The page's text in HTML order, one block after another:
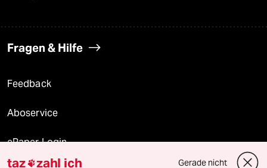
Fragen & Hilfe
Feedback
Aboservice
ePaper Login
taz zahl ich Gerade nicht